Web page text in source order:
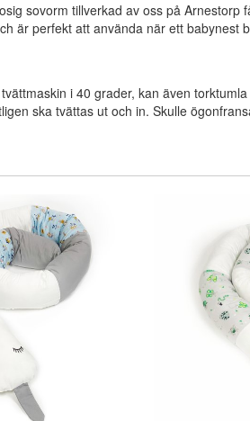
sovorm tillverkad av oss på
är perfekt att använda när ett babynest
i 40 grader, kan även
ska tvättas ut och in. Skulle